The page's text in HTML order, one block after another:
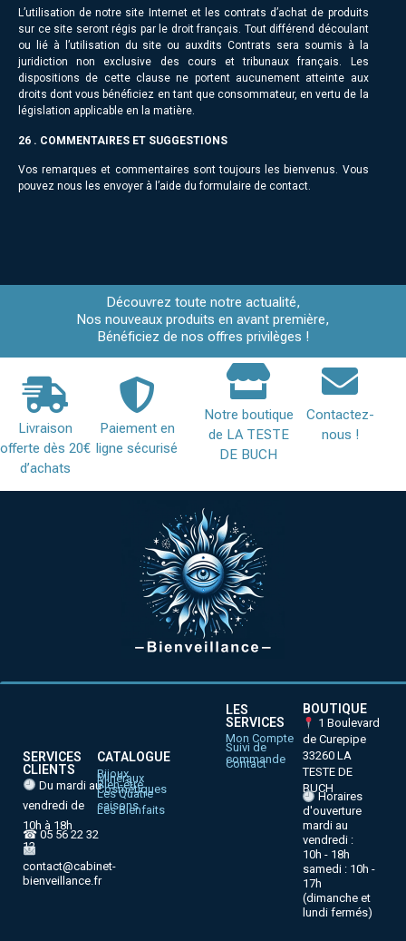
L’utilisation de notre site Internet et les contrats d’achat de produits
sur ce site seront régis par le droit français. Tout différend découlant
ou lié à l’utilisation du site ou auxdits Contrats sera soumis à la
juridiction non exclusive des cours et tribunaux français. Les
dispositions de cette clause ne portent aucunement atteinte aux
droits dont vous bénéficiez en tant que consommateur, en vertu de la
législation applicable en la matière.
26 . COMMENTAIRES ET SUGGESTIONS
Vos remarques et commentaires sont toujours les bienvenus. Vous
pouvez nous les envoyer à l’aide du formulaire de contact.
Découvrez toute notre actualité,
Nos nouveaux produits en avant première,
Bénéficiez de nos offres privilèges !
Livraison
offerte dès 20€
d’achats
Paiement en
ligne sécurisé
Notre boutique
de LA TESTE
DE BUCH
Contactez-
nous !
SERVICES
CLIENTS
Du mardi au
vendredi de
10h à 18h
☎ 05 56 22 32
12
contact@cabinet-
bienveillance.fr
CATALOGUE
Bijoux
Minéraux
Bien-être
Cosmétiques
Les Quatre
saisons
Les Bienfaits
LES
SERVICES
Mon Compte
Suivi de
commande
Contact
BOUTIQUE
1 Boulevard
de Curepipe
33260 LA
TESTE DE
BUCH
Horaires
d'ouverture
mardi au
vendredi :
10h - 18h
samedi : 10h -
17h
(dimanche et
lundi fermés)